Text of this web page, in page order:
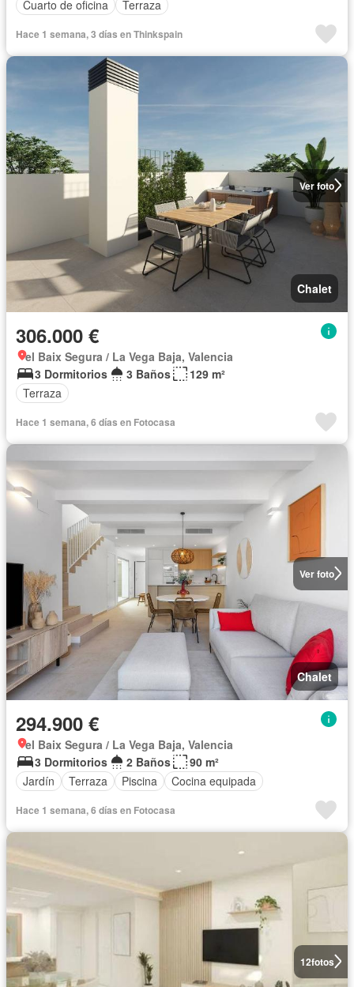
Cuarto de oficina Terraza
Hace 1 semana, 3 días en Thinkspain
Ver foto
Chalet
306.000 €
el Baix Segura / La Vega Baja, Valencia
3 Dormitorios
3 Baños
129 m²
Terraza
Hace 1 semana, 6 días en Fotocasa
Ver foto
Chalet
294.900 €
el Baix Segura / La Vega Baja, Valencia
3 Dormitorios
2 Baños
90 m²
Jardín
Terraza Piscina Cocina equipada
Hace 1 semana, 6 días en Fotocasa
12fotos